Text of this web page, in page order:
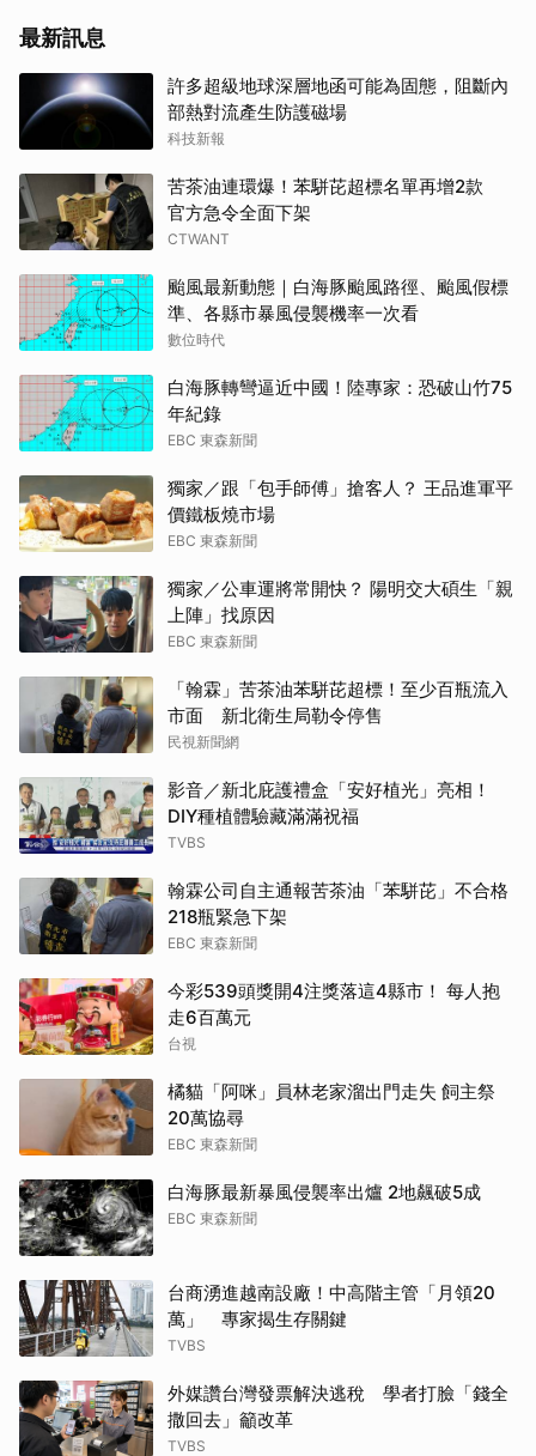
最新訊息
許多超級地球深層地函可能為固態，阻斷內
部熱對流產生防護磁場
科技新報
苦茶油連環爆！苯駢芘超標名單再增2款
官方急令全面下架
CTWANT
颱風最新動態｜白海豚颱風路徑、颱風假標
準、各縣市暴風侵襲機率一次看
數位時代
白海豚轉彎逼近中國！陸專家：恐破山竹75
年紀錄
EBC 東森新聞
獨家／跟「包手師傅」搶客人？ 王品進軍平
價鐵板燒市場
EBC 東森新聞
獨家／公車運將常開快？ 陽明交大碩生「親
上陣」找原因
EBC 東森新聞
「翰霖」苦茶油苯駢芘超標！至少百瓶流入
市面 新北衛生局勒令停售
民視新聞網
影音／新北庇護禮盒「安好植光」亮相！
DIY種植體驗藏滿滿祝福
TVBS
翰霖公司自主通報苦茶油「苯駢芘」不合格
218瓶緊急下架
EBC 東森新聞
今彩539頭獎開4注獎落這4縣市！ 每人抱
走6百萬元
台視
橘貓「阿咪」員林老家溜出門走失 飼主祭
20萬協尋
EBC 東森新聞
白海豚最新暴風侵襲率出爐 2地飆破5成
EBC 東森新聞
台商湧進越南設廠！中高階主管「月領20
萬」 專家揭生存關鍵
TVBS
外媒讚台灣發票解決逃稅 學者打臉「錢全
撒回去」籲改革
TVBS